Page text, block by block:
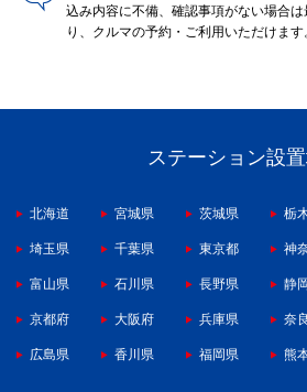
込み内容に不備、確認事項がない場合
り、クルマの予約・ご利用いただけます
ステーション設
北海道 宮城県 茨城県 栃
埼玉県 千葉県 東京都 神
富山県 石川県 長野県 静
京都府 大阪府 兵庫県 奈
広島県 香川県 福岡県 熊